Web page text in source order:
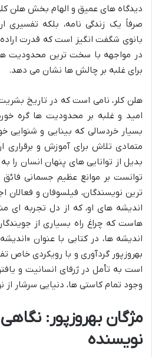
دیدگاه های عمیق و الهام بخش هلن کلر
صرفاً یک زندگی نامه، بلکه تفسیری
بانوی شگفت انگیز است که قدرت
در مواجهه با سخت ترین محدودیت
برای غلبه بر چالش ها نشان می دهد.
هلن کلر، نامی است که در تاریخ
امید و غلبه بر محدودیت ها گره
بسیار خردسالی که بینایی و شنوایی
متمادی تلاش برای آموزش و برقراری
بدیل از توانایی های پنهان انسان را
توانست بر موانع عظیم جسمانی فائق
ترین نویسندگان، فیلسوفان و فعالان
اندیشه های او، که از دل تجربه ای
هاست که چراغ راه بسیاری از
اندیشه ها، در کتابی با عنوان
بهروزپور گردآوری و با رویکردی خاص
است به تأمل در ژرفای انسانیت و
وجود تمام کاستی ها، دنیایی سرشار
مژگان بهروزپور:
نویسنده